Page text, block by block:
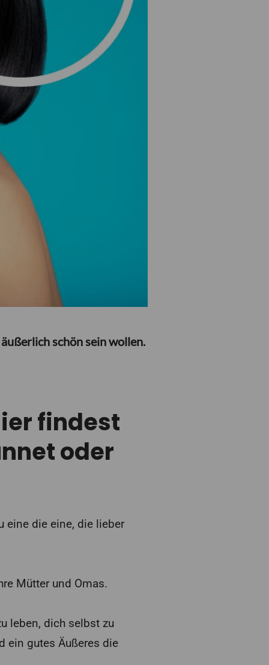
schön sein wollen.
findest
oder
eine die eine, die lieber
Mütter und Omas.
leben, dich selbst zu
ein gutes Äußeres die